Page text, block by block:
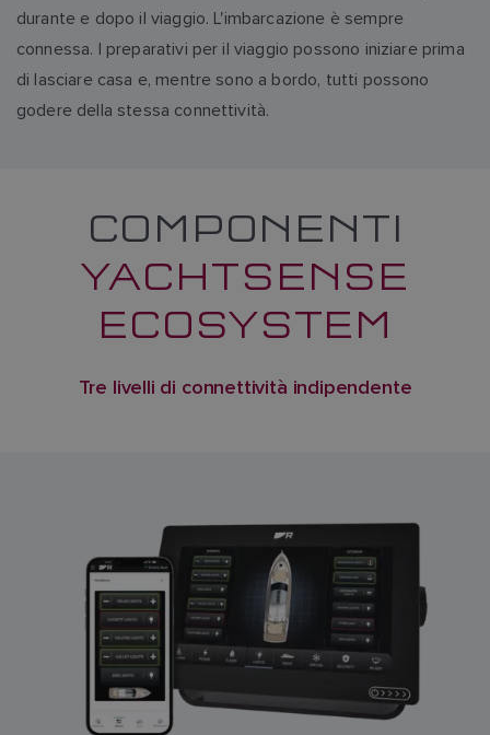
durante e dopo il viaggio. L'imbarcazione è sempre
connessa. I preparativi per il viaggio possono iniziare prima
di lasciare casa e, mentre sono a bordo, tutti possono
godere della stessa connettività.
COMPONENTI
YACHTSENSE
ECOSYSTEM
Tre livelli di connettività indipendente